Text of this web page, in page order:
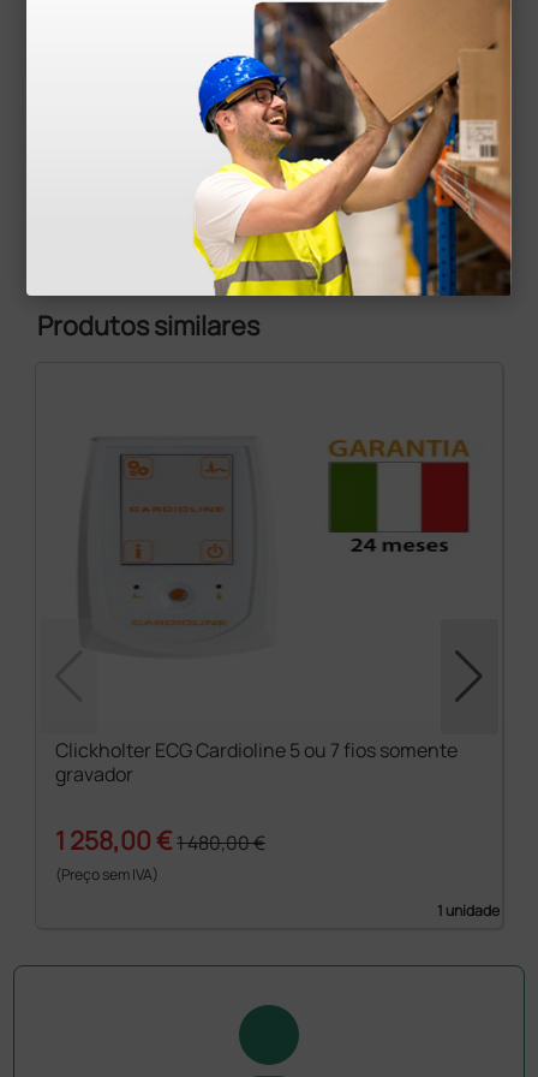
Elétrodos ECG descartáveis com botão em foam
36-40 mm - gel sólido
100 unidades
Produtos similares
Clickholter ECG Cardioline 5 ou 7 fios somente
gravador
1 258,00 €1 480,00 €
(Preço sem IVA)
1 unidade